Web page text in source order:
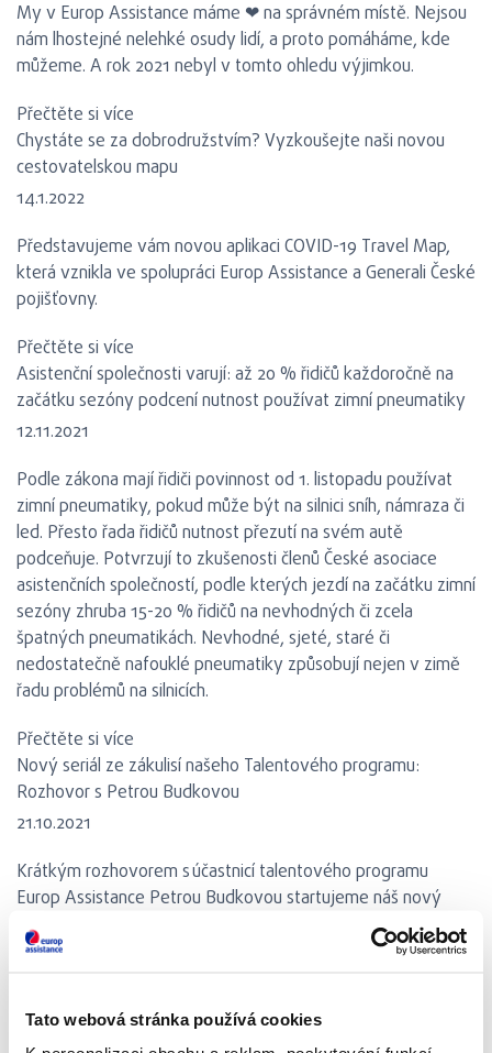
Tato webová stránka používá cookies
My v Europ Assistance máme ❤ na správném místě. Nejsou
nám lhostejné nelehké osudy lidí, a proto pomáháme, kde
můžeme. A rok 2021 nebyl v tomto ohledu výjimkou.
Přečtěte si více
Chystáte se za dobrodružstvím? Vyzkoušejte naši novou
cestovatelskou mapu
14.1.2022
Představujeme vám novou aplikaci COVID-19 Travel Map,
která vznikla ve spolupráci Europ Assistance a Generali České
pojišťovny.
Přečtěte si více
Asistenční společnosti varují: až 20 % řidičů každoročně na
začátku sezóny podcení nutnost používat zimní pneumatiky
12.11.2021
Podle zákona mají řidiči povinnost od 1. listopadu používat
zimní pneumatiky, pokud může být na silnici sníh, námraza či
led. Přesto řada řidičů nutnost přezutí na svém autě
podceňuje. Potvrzují to zkušenosti členů České asociace
asistenčních společností, podle kterých jezdí na začátku zimní
sezóny zhruba 15-20 % řidičů na nevhodných či zcela
špatných pneumatikách. Nevhodné, sjeté, staré či
nedostatečně nafouklé pneumatiky způsobují nejen v zimě
řadu problémů na silnicích.
Přečtěte si více
Nový seriál ze zákulisí našeho Talentového programu:
Rozhovor s Petrou Budkovou
21.10.2021
Krátkým rozhovorem s účastnicí talentového programu
Europ Assistance Petrou Budkovou startujeme náš nový
seriál. Sérii článků o našich talentech a jejich projektech, které
si sami vybrali. Jaké projekty si zvolili a jaký to mělo vliv na